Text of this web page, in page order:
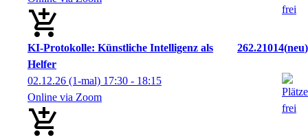
KI-Protokolle: Künstliche Intelligenz als
Helfer
262.21014 neu
02.12.26 (1-mal) 17:30 - 18:15
Online via Zoom